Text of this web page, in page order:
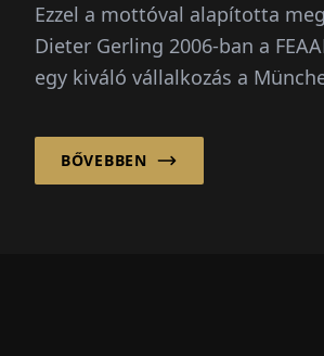
Ezzel a mottóval alapította
Dieter Gerling 2006-ban a
egy kiváló vállalkozás a
BŐVEBBEN